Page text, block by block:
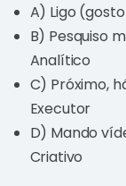
A) Ligo
B) Pesquiso
Analítico
C) Próximo,
Executor
D) Mando
Criativo